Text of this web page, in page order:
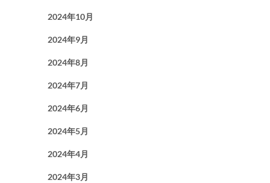
2024年10月
2024年9月
2024年8月
2024年7月
2024年6月
2024年5月
2024年4月
2024年3月